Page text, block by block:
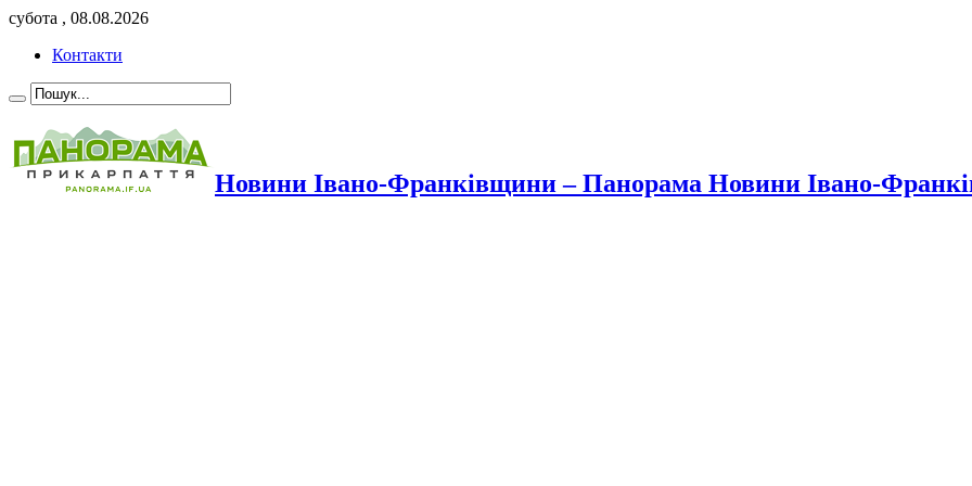
субота , 08.08.2026
Контакти
Новини Івано-Франківщини – Панорама Новини Івано-